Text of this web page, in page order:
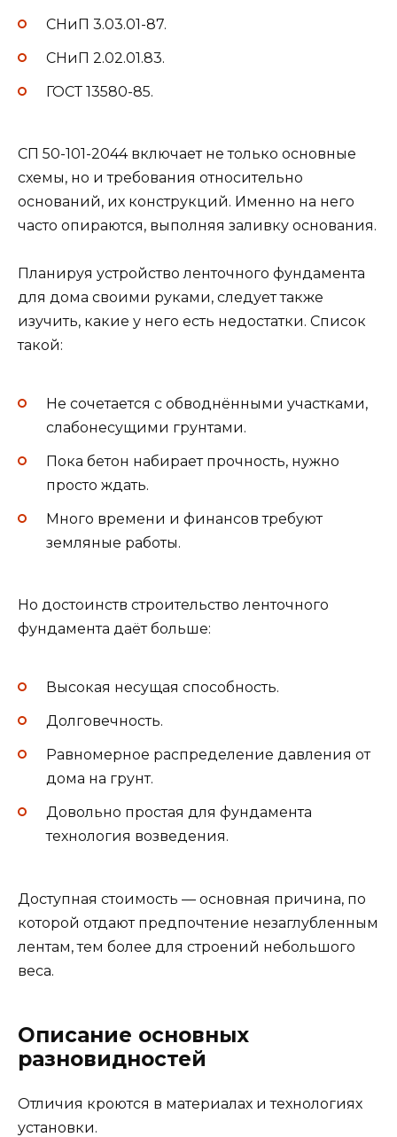
СНиП 3.03.01-87.
СНиП 2.02.01.83.
ГОСТ 13580-85.
СП 50-101-2044 включает не только основные
схемы, но и требования относительно
оснований, их конструкций. Именно на него
часто опираются, выполняя заливку основания.
Планируя устройство ленточного фундамента
для дома своими руками, следует также
изучить, какие у него есть недостатки. Список
такой:
Не сочетается с обводнёнными участками,
слабонесущими грунтами.
Пока бетон набирает прочность, нужно
просто ждать.
Много времени и финансов требуют
земляные работы.
Но достоинств строительство ленточного
фундамента даёт больше:
Высокая несущая способность.
Долговечность.
Равномерное распределение давления от
дома на грунт.
Довольно простая для фундамента
технология возведения.
Доступная стоимость — основная причина, по
которой отдают предпочтение незаглубленным
лентам, тем более для строений небольшого
веса.
Описание основных
разновидностей
Отличия кроются в материалах и технологиях
установки.